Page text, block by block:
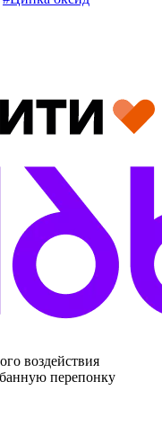
воздействия
перепонку